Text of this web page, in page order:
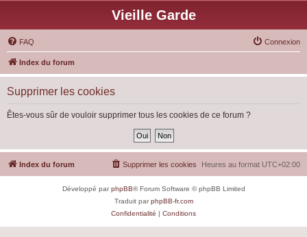
Vieille Garde
FAQ Connexion
Index du forum
Supprimer les cookies
Êtes-vous sûr de vouloir supprimer tous les cookies de ce forum ?
Index du forum Heures au format UTC+02:00
Supprimer les cookies
Développé parphpBB® Forum Software © phpBB Limited
Traduit parphpBB-fr.com
Confidentialité | Conditions